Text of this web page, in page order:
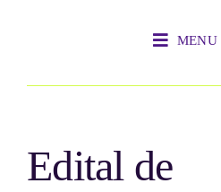
conteúdo
MENU
Edital de